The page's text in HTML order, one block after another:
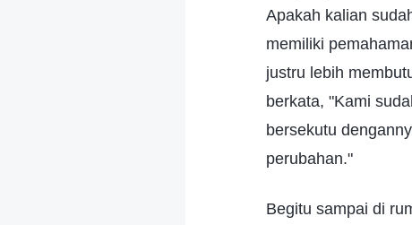
Apakah kalian
memiliki
justru lebih
berkata, "Kami
bersekutu
perubahan."
Begitu sampai di